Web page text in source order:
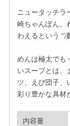
ニュータッチラ
崎ちゃんぽん。
わえるという “
めんは極太でも
いスープとは、
ツ、えび団子、
彩り豊かな具材
内容量